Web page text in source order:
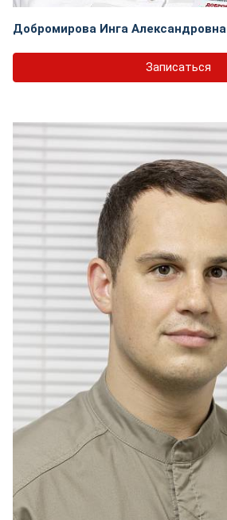
Добромирова Инга Александровна
Записаться